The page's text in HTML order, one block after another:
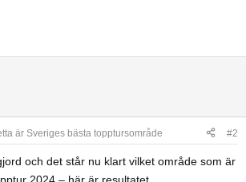
är Sveriges bästa topptursområde #2
och det står nu klart vilket område som är
2024 – här är resultatet